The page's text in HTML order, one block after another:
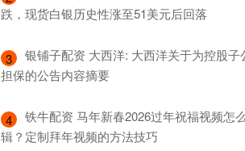
跌，现货白银历史性涨至51美元后回落
3
银铺子配资 大西洋: 大西洋关于为控股子
担保的公告内容摘要
4
铁牛配资 马年新春2026过年祝福视频怎
辑？定制拜年视频的方法技巧